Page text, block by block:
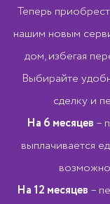
Теперь
нашим новым
дом, избегая
Выбирайте
сделку и
На 6 месяцев –
выплачивается
На 12 месяцев –